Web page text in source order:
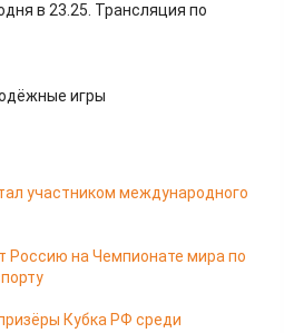
в 23.25. Трансляция по
игры
участником международного
Россию на Чемпионате мира по
Кубка РФ среди